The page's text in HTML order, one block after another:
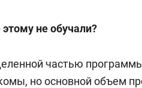
не обучали?
частью
но основной объем